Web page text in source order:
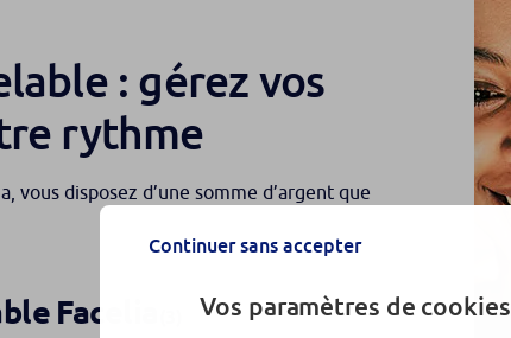
: gérez vos
rythme
vous disposez d’une somme d’argent que
Facelia
Continuer sans accepter
Vos paramètres de cookies